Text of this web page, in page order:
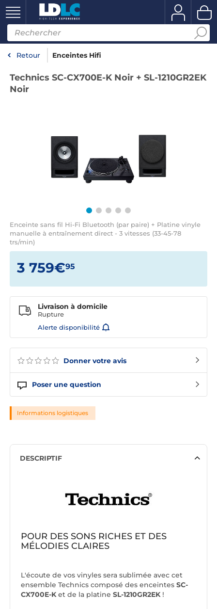
Retour Enceintes Hifi
Technics SC-CX700E-K Noir + SL-1210GR2EK
Noir
Enceinte sans fil Hi-Fi Bluetooth (par paire) + Platine vinyle
manuelle à entraînement direct - 3 vitesses (33-45-78
trs/min)
Donner votre avis
Poser une question
3 759€95
Livraison à domicile
Rupture
Alerte disponibilité
Informations logistiques
DESCRIPTIF
POUR DES SONS RICHES ET DES
MÉLODIES CLAIRES
L'écoute de vos vinyles sera sublimée avec cet
ensemble Technics composé des enceintes SC-
CX700E-Ket de la platine SL-1210GR2EK !